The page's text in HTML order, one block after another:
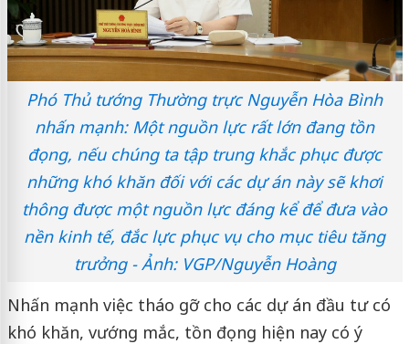
Phó Thủ tướng Thường trực Nguyễn Hòa Bình
nhấn mạnh: Một nguồn lực rất lớn đang tồn
đọng, nếu chúng ta tập trung khắc phục được
những khó khăn đối với các dự án này sẽ khơi
thông được một nguồn lực đáng kể để đưa vào
nền kinh tế, đắc lực phục vụ cho mục tiêu tăng
trưởng - Ảnh: VGP/Nguyễn Hoàng
Nhấn mạnh việc tháo gỡ cho các dự án đầu tư có
khó khăn, vướng mắc, tồn đọng hiện nay có ý